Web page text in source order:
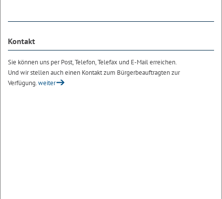
Kontakt
Sie können uns per Post, Telefon, Telefax und E-Mail erreichen.
Und wir stellen auch einen Kontakt zum Bürgerbeauftragten zur
Verfügung.weiter